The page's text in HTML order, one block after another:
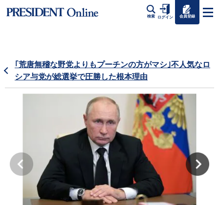
検索 ログイン 会員登録
｢荒唐無稽な野党よりもプーチンの方がマシ｣不人気なロ
シア与党が総選挙で圧勝した根本理由